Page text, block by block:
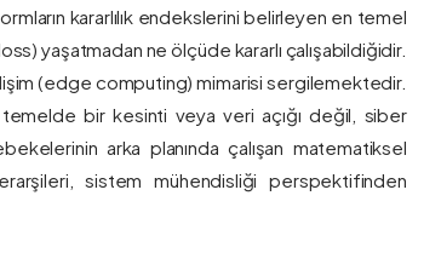
kararlılık endekslerini belirleyen en temel
yaşatmadan ne ölçüde kararlı çalışabildiğidir.
(edge computing) mimarisi sergilemektedir.
temelde bir kesinti veya veri açığı değil, siber
arka planında çalışan matematiksel
sistem mühendisliği perspektifinden